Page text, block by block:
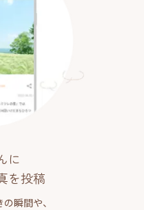
に
を投稿
瞬間や、